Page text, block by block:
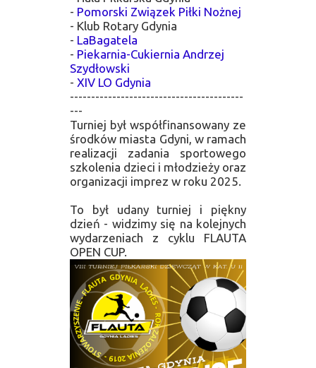
- Pomorski Związek Piłki Nożnej
- Klub Rotary Gdynia
- LaBagatela
- Piekarnia-Cukiernia Andrzej
Szydłowski
- XIV LO Gdynia
-----------------------------------------
---
Turniej był współfinansowany ze
środków miasta Gdyni, w ramach
realizacji zadania sportowego
szkolenia dzieci i młodzieży oraz
organizacji imprez w roku 2025.
To był udany turniej i piękny
dzień - widzimy się na kolejnych
wydarzeniach z cyklu FLAUTA
OPEN CUP.